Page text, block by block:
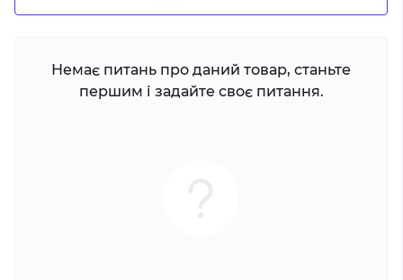
Немає питань про даний товар, станьте
першим і задайте своє питання.